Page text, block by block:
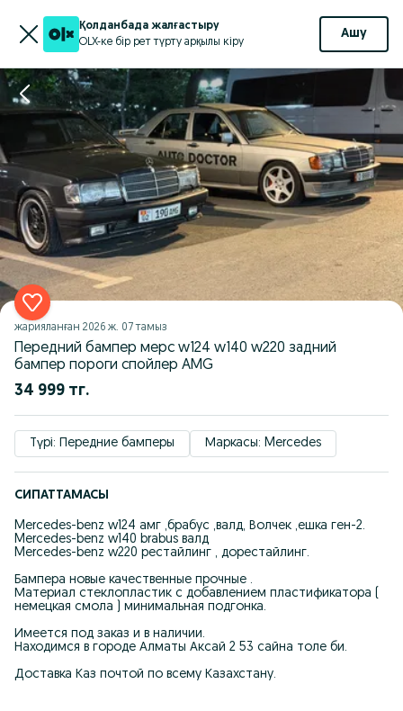
Қолданбада жалғастыру
OLX-ке бір рет түрту арқылы кіру
Ашу
жарияланған 2026 ж. 07 тамыз
Передний бампер мерс w124 w140 w220 задний
бампер пороги спойлер AMG
34 999 тг.
Түрі: Передние бамперы Маркасы: Mercedes
СИПАТТАМАСЫ
Mercedes-benz w124 амг ,брабус ,валд, Волчек ,ешка ген-2.
Mercedes-benz w140 brabus валд
Mercedes-benz w220 рестайлинг , дорестайлинг.
Бампера новые качественные прочные .
Материал стеклопластик с добавлением пластификатора (
немецкая смола ) минимальная подгонка.
Имеется под заказ и в наличии.
Находимся в городе Алматы Аксай 2 53 сайна толе би.
Доставка Каз почтой по всему Казахстану.